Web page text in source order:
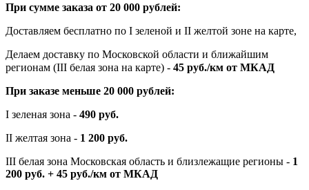
При сумме заказа от 20 000 рублей:
Доставляем бесплатно по I зеленой и II желтой зоне на карте,
Делаем доставку по Московской области и ближайшим
регионам (III белая зона на карте) - 45 руб./км от МКАД
При заказе меньше 20 000 рублей:
I зеленая зона - 490 руб.
II желтая зона - 1 200 руб.
III белая зона Московская область и близлежащие регионы - 1
200 руб. + 45 руб./км от МКАД